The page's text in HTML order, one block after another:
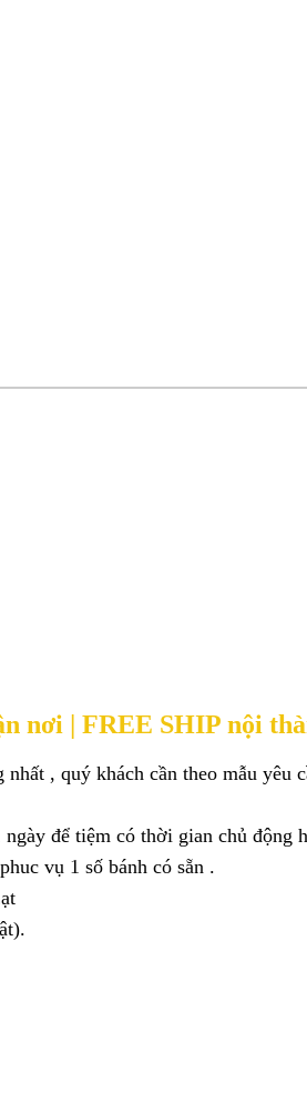
nơi | FREE SHIP nội
, quý khách cần theo mẫu
để tiệm có thời gian chủ động
vụ 1 số bánh có sẵn .